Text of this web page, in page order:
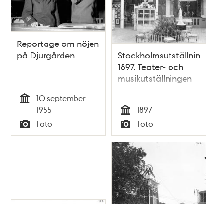
Reportage om nöjen
på Djurgården
10 september
1955
Typ
Foto
Stockholmsutställningen
1897. Teater- och
musikutställningen
Tid
1897
Typ
Foto